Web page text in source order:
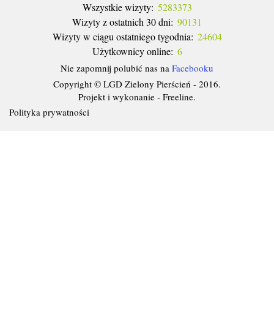
Wszystkie wizyty: 5283373
Wizyty z ostatnich 30 dni: 90131
Wizyty w ciągu ostatniego tygodnia: 24604
Użytkownicy online: 6
Nie zapomnij polubić nas na Facebooku
Copyright © LGD Zielony Pierścień - 2016.
Projekt i wykonanie - Freeline.
Polityka prywatności